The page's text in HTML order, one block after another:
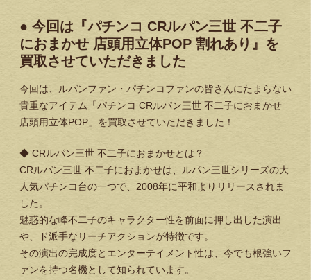
● 今回は『パチンコ CRルパン三世 不二子
におまかせ 店頭用立体POP 割れあり』を
買取させていただきました
今回は、ルパンファン・パチンコファンの皆さんにたまらない
貴重なアイテム「パチンコ CRルパン三世 不二子におまかせ
店頭用立体POP」を買取させていただきました！
◆ CRルパン三世 不二子におまかせとは？
CRルパン三世 不二子におまかせは、ルパン三世シリーズの大
人気パチンコ台の一つで、2008年に平和よりリリースされま
した。
魅惑的な峰不二子のキャラクター性を前面に押し出した演出
や、ド派手なリーチアクションが特徴です。
その演出の完成度とエンターテイメント性は、今でも根強いフ
ァンを持つ名機として知られています。